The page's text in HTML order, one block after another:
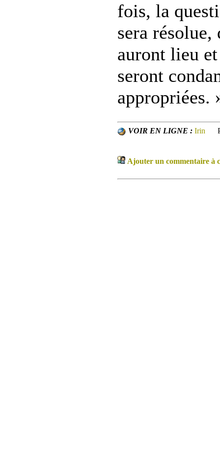
fois, la
sera résolue,
auront lieu
seront
appropriées.
VOIR EN LIGNE : Irin
Ajouter un commentaire à